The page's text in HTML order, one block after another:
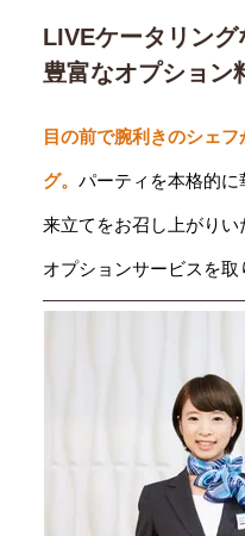
LIVEケータリング
豊富なオプション
目の前で腕利きのシェ
グ。 パーティを本格的に
来立てをお召し上がり
オプションサービスを取